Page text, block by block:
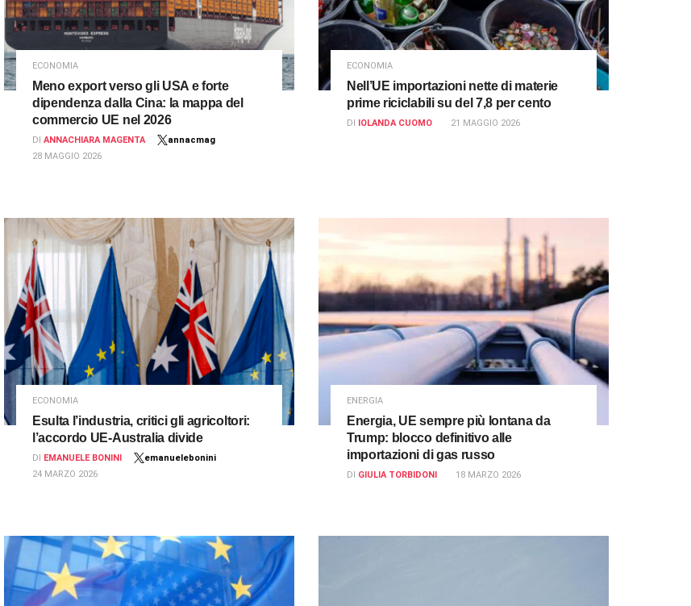
ECONOMIA
Meno export verso gli USA e forte
dipendenza dalla Cina: la mappa del
commercio UE nel 2026
DI ANNACHIARA MAGENTA
annacmag
28 MAGGIO 2026
ECONOMIA
Nell’UE importazioni nette di materie
prime riciclabili su del 7,8 per cento
DI IOLANDA CUOMO 21 MAGGIO 2026
ECONOMIA
Esulta l’industria, critici gli agricoltori:
l’accordo UE-Australia divide
DI EMANUELE BONINI
emanuelebonini
24 MARZO 2026
ENERGIA
Energia, UE sempre più lontana da
Trump: blocco definitivo alle
importazioni di gas russo
DI GIULIA TORBIDONI 18 MARZO 2026